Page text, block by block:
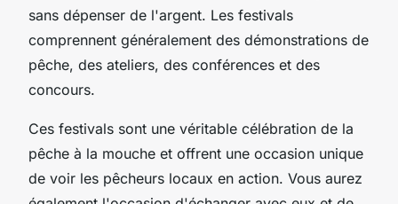
sans dépenser de l'argent. Les festivals
comprennent généralement des démonstrations de
pêche, des ateliers, des conférences et des
concours.
Ces festivals sont une véritable célébration de la
pêche à la mouche et offrent une occasion unique
de voir les pêcheurs locaux en action. Vous aurez